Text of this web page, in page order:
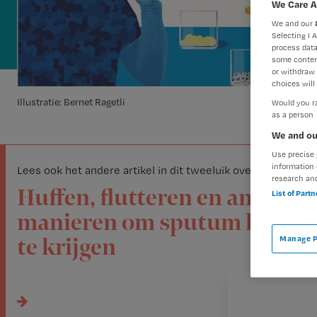
Illustratie: Bernet Ragetli
Lees ook het andere artikel in dit tweeluik over sputum
Huffen, flutteren en andere
manieren om sputum los
te krijgen
We Care
We and our
Selecting I
process
some
or withdraw
choices will
Would you
as a person
We and
Use
information
research
List of
Manage